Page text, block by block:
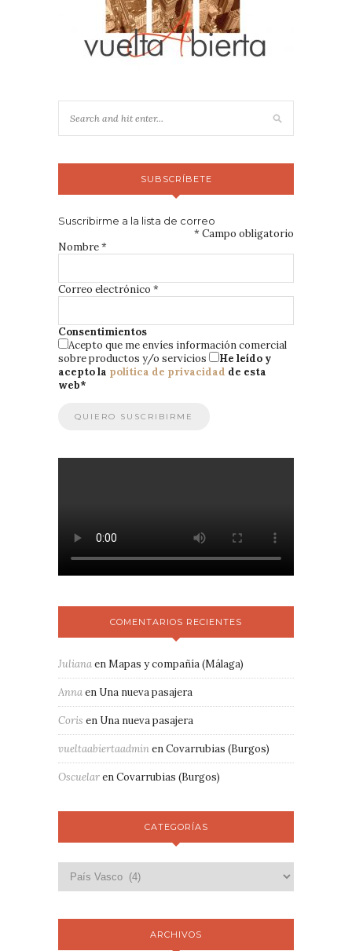
SUBSCRÍBETE
Suscribirme a la lista de correo
* Campo obligatorio
Nombre*
Correo electrónico *
Consentimientos
Acepto que me envíes información comercial
sobre productos y/o servicios
He leído y
acepto la política de privacidad de esta
web*
COMENTARIOS RECIENTES
JulianaenMapas y compañía (Málaga)
Annaen Una nueva pasajera
Coris en Una nueva pasajera
vueltaabiertaadminenCovarrubias (Burgos)
OscuelarenCovarrubias (Burgos)
CATEGORÍAS
ARCHIVOS